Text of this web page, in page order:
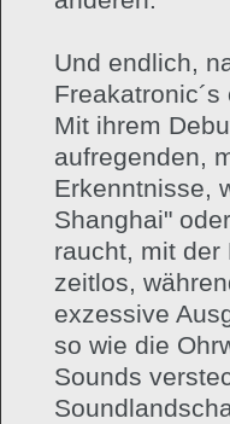
Und endlich,
Mit ihrem
aufregenden,
Erkenntnisse,
Shanghai"
raucht, mit der
zeitlos,
exzessive
so wie die
Sounds